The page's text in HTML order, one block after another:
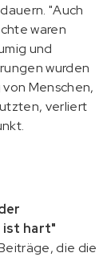
"Auch
waren
und
wurden
Menschen,
verliert
ist hart"
die die